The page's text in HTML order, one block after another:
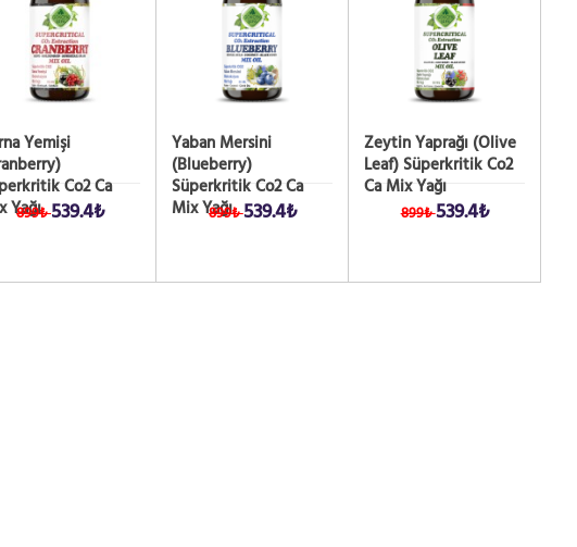
Yemişi
Co2 Ca
Yağı
899₺539.4₺
Yaban Mersini
(Blueberry)
Süperkritik Co2 Ca
Mix Yağı
899₺539.4₺
Zeytin Yaprağı (Olive
Leaf) Süperkritik Co2
Ca Mix Yağı
899₺539.4₺